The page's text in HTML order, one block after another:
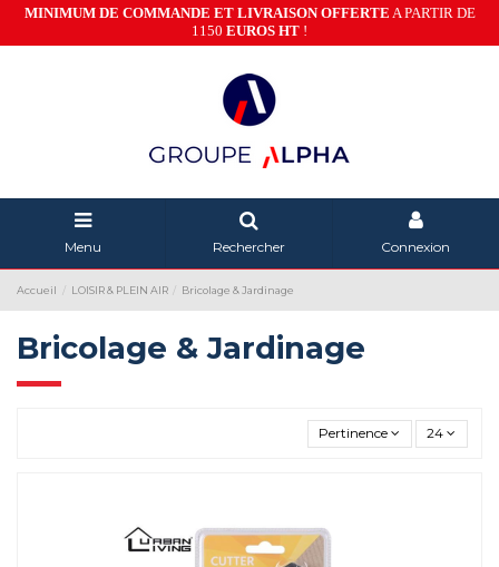
MINIMUM DE COMMANDE ET LIVRAISON OFFERTE A PARTIR DE
1150 EUROS HT !
Menu Rechercher Connexion
Accueil LOISIR & PLEIN AIR Bricolage & Jardinage
Bricolage & Jardinage
Pertinence 24